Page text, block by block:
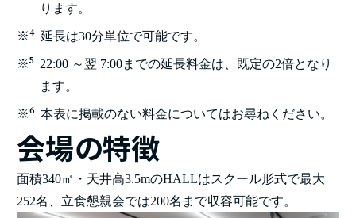
ります。
※4 延長は30分単位で可能です。
※5 22:00 ～翌 7:00までの延長料金は、既定の2倍となり
ます。
※6 本表に掲載のない料金についてはお尋ねください。
会場の特徴
面積340㎡・天井高3.5mのHALLはスクール形式で最大
252名、立食懇親会では200名まで収容可能です。